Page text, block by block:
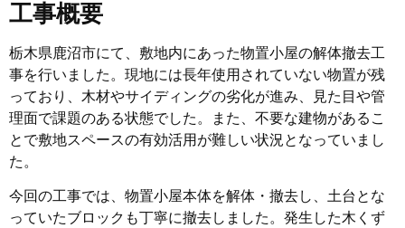
工事概要
栃木県鹿沼市にて、敷地内にあった物置小屋の解体撤去工
事を行いました。現地には長年使用されていない物置が残
っており、木材やサイディングの劣化が進み、見た目や管
理面で課題のある状態でした。また、不要な建物があるこ
とで敷地スペースの有効活用が難しい状況となっていまし
た。
今回の工事では、物置小屋本体を解体・撤去し、土台とな
っていたブロックも丁寧に撤去しました。発生した木くず